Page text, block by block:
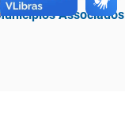
Associados